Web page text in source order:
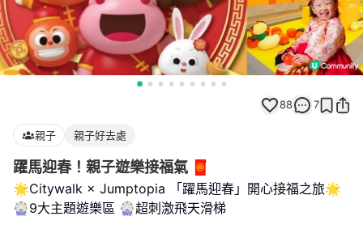
88 7
親子 親子好去處
躍馬迎春！親子遊樂接福氣 🧧
🌟Citywalk × Jumptopia 「躍馬迎春」開心接福之旅🌟
🎡9大主題遊樂區 🎡超刺激飛天滑梯